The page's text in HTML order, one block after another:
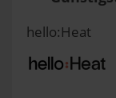
hello:Heat